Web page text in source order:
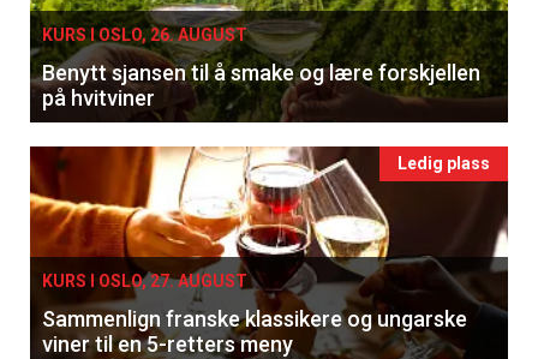
KURS I OSLO, 26. AUGUST
Benytt sjansen til å smake og lære forskjellen
på hvitviner
Ledig plass
KURS I OSLO, 27. AUGUST
Sammenlign franske klassikere og ungarske
viner til en 5-retters meny